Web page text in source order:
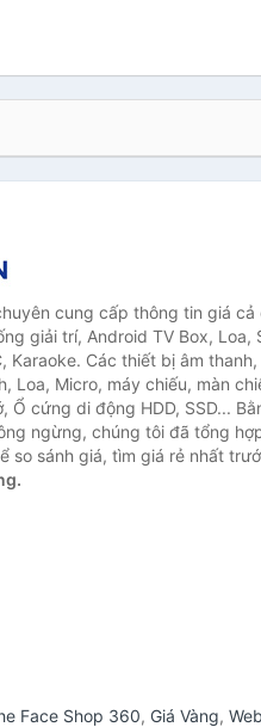
cung cấp thông tin giá
giải trí, Android TV Box, Loa,
Karaoke. Các thiết bị âm
Loa, Micro, máy chiếu, màn
Ổ cứng di động HDD, SSD...
ngừng, chúng tôi đã tổng
so sánh giá, tìm giá rẻ nhất
Face Shop 360, Giá Vàng,